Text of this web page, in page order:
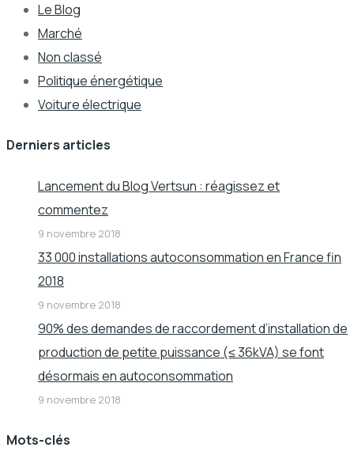
Le Blog
Marché
Non classé
Politique énergétique
Voiture électrique
Derniers articles
Lancement du Blog Vertsun : réagissez et
commentez
9 novembre 2018
33 000 installations autoconsommation en France fin
2018
9 novembre 2018
90% des demandes de raccordement d’installation de
production de petite puissance (≤ 36kVA) se font
désormais en autoconsommation
9 novembre 2018
Mots-clés